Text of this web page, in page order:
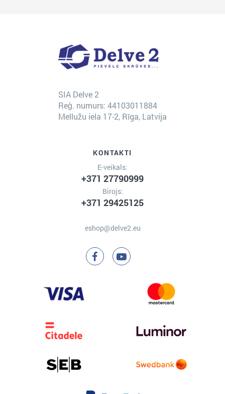
SIA Delve 2
Reģ. numurs: 44103011884
Mellužu iela 17-2, Rīga, Latvija
KONTAKTI
E-veikals:
+371 27790999
Birojs:
+371 29425125
eshop@delve2.eu